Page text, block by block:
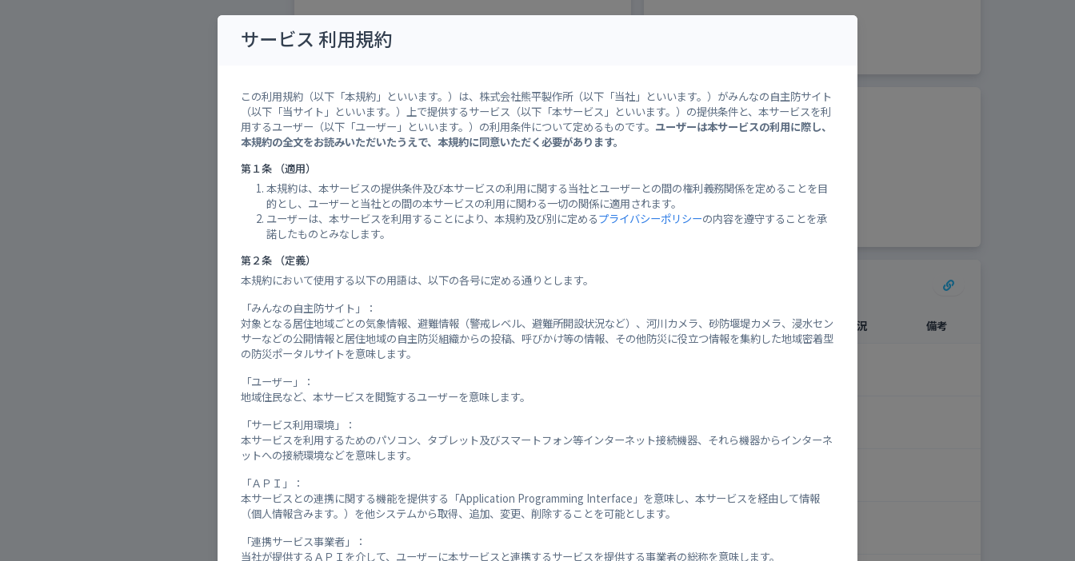
サービス 利用規約
この利用規約（以下「本規約」といいます。）は、株式会社熊平製作所（以下「当社」といいます。）がみんなの自主防サイト
（以下「当サイト」といいます。）上で提供するサービス（以下「本サービス」といいます。）の提供条件と、本サービスを利
用するユーザー（以下「ユーザー」といいます。）の利用条件について定めるものです。 ユーザーは本サービスの利用に際し、
本規約の全文をお読みいただいたうえで、本規約に同意いただく必要があります。
第１条 （適用）
本規約は、本サービスの提供条件及び本サービスの利用に関する当社とユーザーとの間の権利義務関係を定めることを目
的とし、ユーザーと当社との間の本サービスの利用に関わる一切の関係に適用されます。
ユーザーは、本サービスを利用することにより、本規約及び別に定めるプライバシーポリシーの内容を遵守することを承
諾したものとみなします。
第２条 （定義）
本規約において使用する以下の用語は、以下の各号に定める通りとします。
「みんなの自主防サイト」：
対象となる居住地域ごとの気象情報、避難情報（警戒レベル、避難所開設状況など）、河川カメラ、砂防堰堤カメラ、浸水セン
サーなどの公開情報と居住地域の自主防災組織からの投稿、呼びかけ等の情報、その他防災に役立つ情報を集約した地域密着型
の防災ポータルサイトを意味します。
「ユーザー」：
地域住民など、本サービスを閲覧するユーザーを意味します。
「サービス利用環境」：
本サービスを利用するためのパソコン、タブレット及びスマートフォン等インターネット接続機器、それら機器からインターネ
ットへの接続環境などを意味します。
「ＡＰＩ」：
本サービスとの連携に関する機能を提供する「Application Programming Interface」を意味し、本サービスを経由して情報
（個人情報含みます。）を他システムから取得、追加、変更、削除することを可能とします。
「連携サービス事業者」：
当社が提供するＡＰＩを介して、ユーザーに本サービスと連携するサービスを提供する事業者の総称を意味します。
呉
36°[±0]/28°
呉
警報・注意報
広島地方気象台
本日 04:58 発表
対象：東広島市
【継続】乾燥注意報
警戒レベルと避難情報
発令なし
周辺の避難所情報
避難所 開設状況 混雑状況 備考